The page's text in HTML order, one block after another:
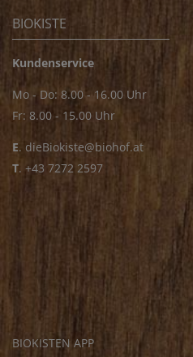
BIOKISTE
Kundenservice
Mo - Do: 8.00 - 16.00 Uhr
Fr: 8.00 - 15.00 Uhr
E. dieBiokiste@biohof.at
T. +43 7272 2597
BIOKISTEN APP